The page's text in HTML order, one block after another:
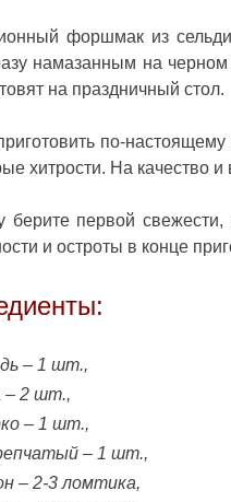
форшмак из
намазанным на черном
на праздничный стол.
по-
хитрости. На качество
берите первой
и остроты в конце
– 1 шт.,
– 2 шт.,
– 1 шт.,
– 1 шт.,
– 2-3 ломтика,